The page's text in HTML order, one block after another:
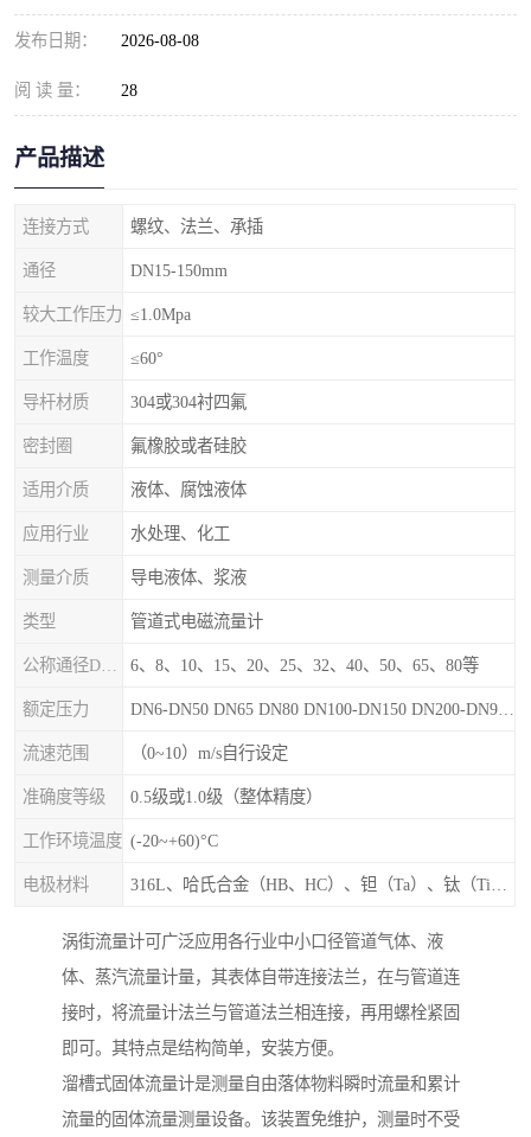
发布日期： 2026-08-08
阅 读 量： 28
产品描述
连接方式 螺纹、法兰、承插
通径 DN15-150mm
较大工作压力 ≤1.0Mpa
工作温度 ≤60°
导杆材质 304或304衬四氟
密封圈 氟橡胶或者硅胶
适用介质 液体、腐蚀液体
应用行业 水处理、化工
测量介质 导电液体、浆液
类型 管道式电磁流量计
6、8、10、15、20、25、32、40、50、65、80等
额定压力
流速范围 （0~10）m/s自行设定
准确度等级 0.5级或1.0级（整体精度）
工作环境温度 (-20~+60)°C
电极材料
涡街流量计可广泛应用各行业中小口径管道气体、液
体、蒸汽流量计量，其表体自带连接法兰，在与管道连
接时，将流量计法兰与管道法兰相连接，再用螺栓紧固
即可。其特点是结构简单，安装方便。
溜槽式固体流量计是测量自由落体物料瞬时流量和累计
流量的固体流量测量设备。该装置免维护，测量时不受